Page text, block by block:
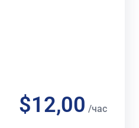
$12,00 /час